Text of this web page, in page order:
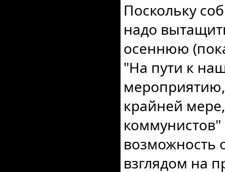
Поскольку
надо
осеннюю
"На пути к
крайней
коммунистов"
возможность
взглядом на